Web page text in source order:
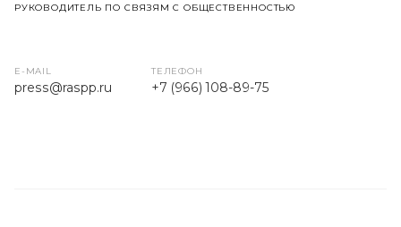
РУКОВОДИТЕЛЬ ПО СВЯЗЯМ С ОБЩЕСТВЕННОСТЬЮ
E-MAIL
press@raspp.ru
ТЕЛЕФОН
+7 (966) 108-89-75